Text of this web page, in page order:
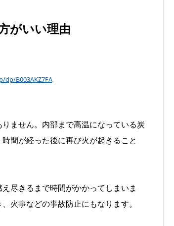
がいい理由
dp/B003AKZ7FA
ません。内部まで高温になっている炭
間が経った後に再び火が起きること
尽きるまで時間がかかってしまいま
火事などの事故防止にもなります。